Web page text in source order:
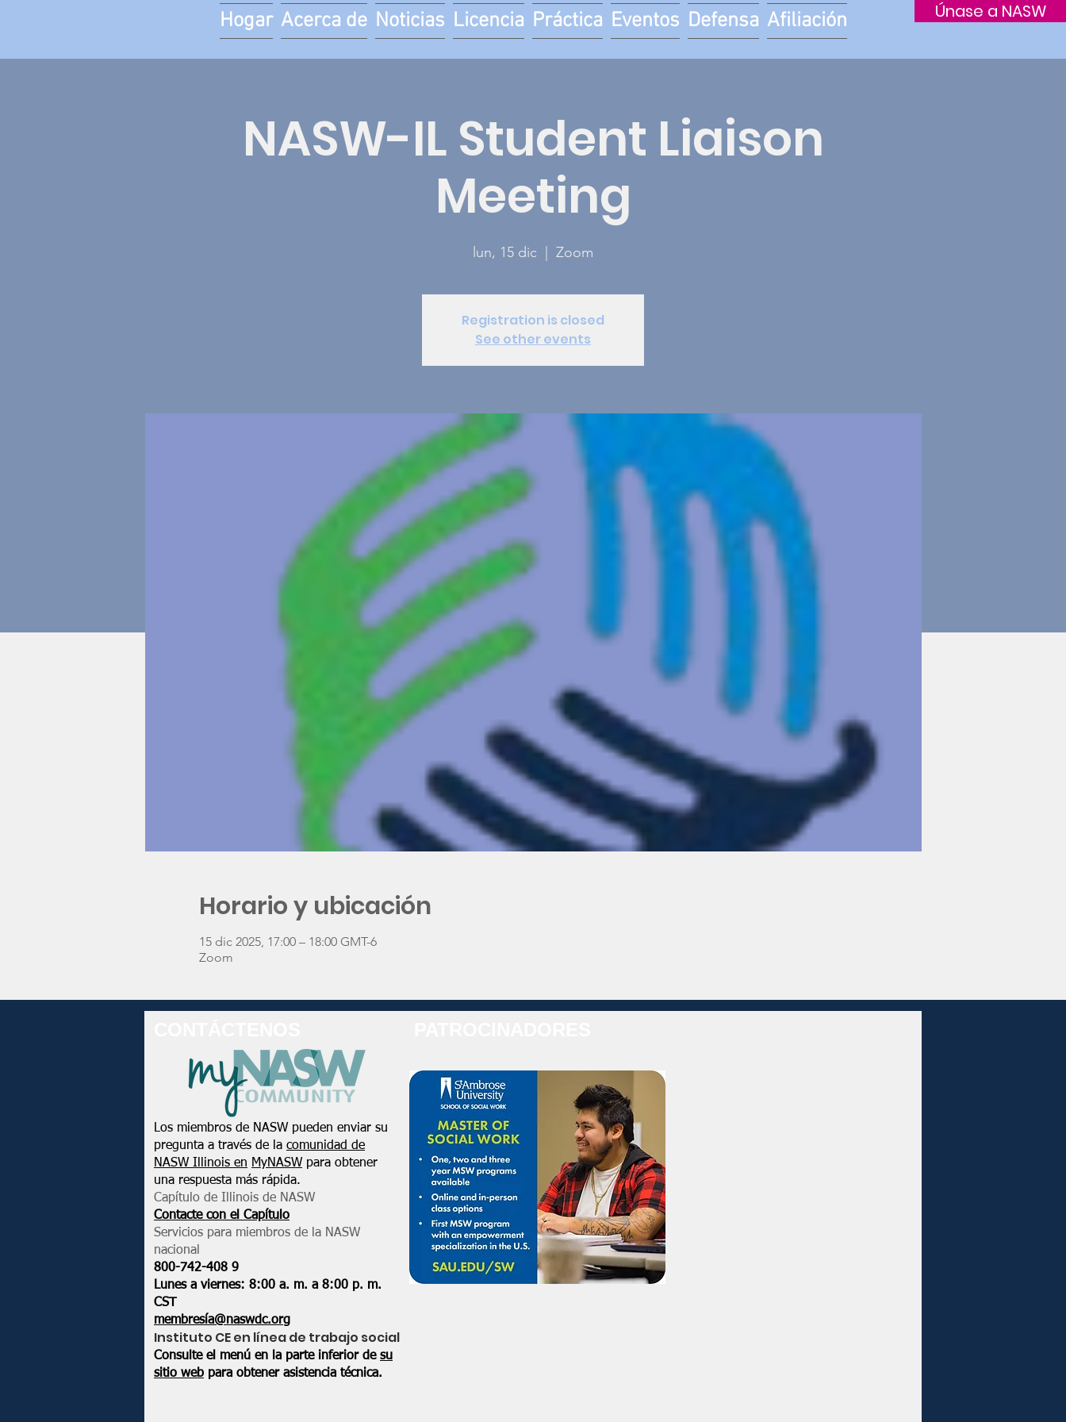
Únase a NASW
Hogar Acerca de Noticias Licencia Práctica Eventos Defensa Afiliación
NASW-IL Student Liaison
Meeting
lun, 15 dic Zoom
Registration is closed
See other events
Horario y ubicación
15 dic 2025, 17:00 – 18:00 GMT-6
Zoom
Los miembros de NASW pueden enviar su
pregunta a través de la comunidad de
NASW Illinois en MyNASW para obtener
una respuesta más rápida.
Capítulo de Illinois de NASW
Contacte con el Capítulo
Servicios para miembros de la NASW
nacional
800-742-408 9
Lunes a viernes: 8:00 a. m. a 8:00 p. m.
CST
membresía@naswdc.org
Instituto CE en línea de trabajo social
Consulte el menú en la parte inferior de su
sitio web para obtener asistencia técnica.